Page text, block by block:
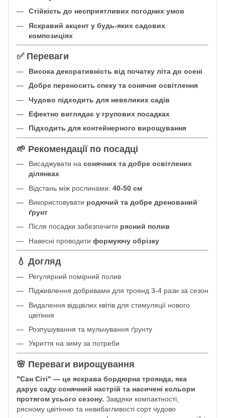
Стійкість до несприятливих погодних умов
Яскравий акцент у будь-яких садових
композиціях
✅ Переваги
Висока декоративність від початку літа до осені
Добре переносить спеку та сонячне освітлення
Чудово підходить для невеликих садів
Ефектно виглядає у групових посадках
Підходить для контейнерного вирощування
🌱 Рекомендації по посадці
Висаджувати на сонячних та добре освітлених
ділянках
Відстань між рослинами: 40-50 см
Використовувати родючий та добре дренований
ґрунт
Після посадки забезпечити рясний полив
Навесні проводити формуючу обрізку
💧 Догляд
Регулярний помірний полив
Підживлення добривами для троянд 3-4 рази за сезон
Видалення відцвілих квітів для стимуляції нового
цвітіння
Розпушування та мульчування ґрунту
Укриття на зиму за потреби
🌸 Переваги вирощування
"Сан Сіті" — це яскрава бордюрна троянда, яка
дарує саду сонячний настрій та насичені кольори
протягом усього сезону. Завдяки компактності,
рясному цвітінню та невибагливості сорт чудово